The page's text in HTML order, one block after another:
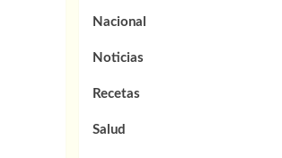
Nacional
Noticias
Recetas
Salud